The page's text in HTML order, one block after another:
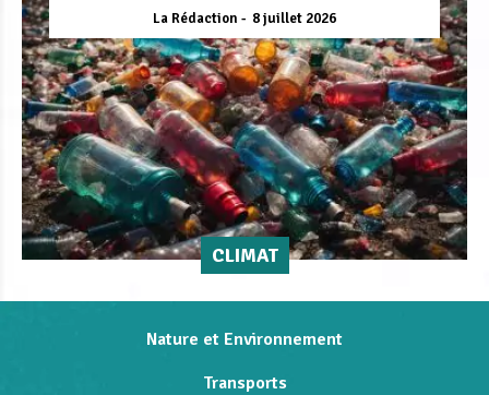
La Rédaction 8 juillet 2026
CLIMAT
Nature et Environnement
Transports